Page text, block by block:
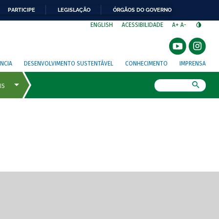
PARTICIPE LEGISLAÇÃO ÓRGÃOS DO GOVERNO
ENGLISH ACESSIBILIDADE A+ A-
DESENVOLVIMENTO SUSTENTÁVEL CONHECIMENTO IMPRENSA
de tela